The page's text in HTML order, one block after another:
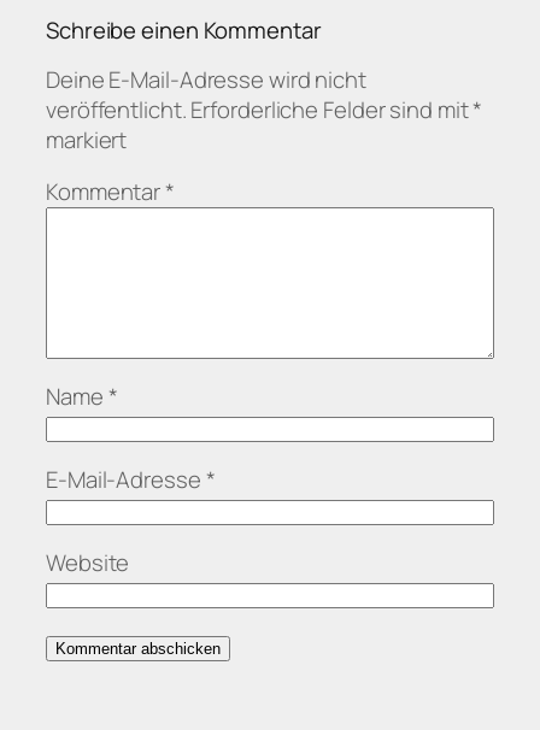
Schreibe einen Kommentar
Deine E-Mail-Adresse wird nicht
veröffentlicht.Erforderliche Felder sind mit*
markiert
Kommentar*
Name *
E-Mail-Adresse *
Website